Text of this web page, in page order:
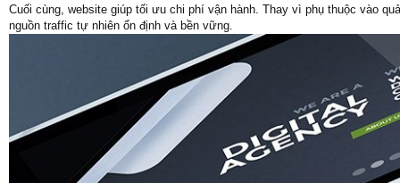
Cuối cùng, website giúp tối ưu chi phí vận hành. Thay vì phụ thuộc vào
nguồn traffic tự nhiên ổn định và bền vững.